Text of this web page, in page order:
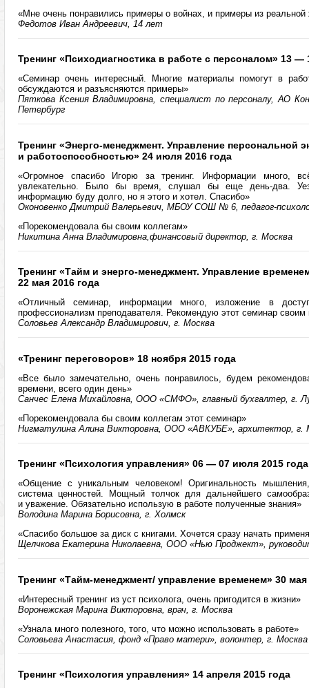
«Мне очень понравились примеры о войнах, и примеры из
Федотов Иван Андреевич, 14 лет
Тренинг «Психодиагностика в работе с персоналом» 13 —
«Семинар очень интересный. Многие материалы помогут в
обсуждаются и разъясняются примеры»
Пяткова Ксения Владимировна, специалист по персоналу, АО
Петербург
Тренинг «Энерго-менеджмент. Управление персональной
и работоспособностью» 24 июля 2016 года
«Огромное спасибо Игорю за тренинг. Информации много,
увлекательно. Было бы время, слушал бы еще день-два.
информацию буду долго, но я этого и хотел. Спасибо»
Оконовенко Дмитрий Валерьевич, МБОУ СОШ № 6, педагог-
«Порекомендовала бы своим коллегам»
Никитина Анна Владимировна,финансовый директор, г. Москва
Тренинг «Тайм и энерго-менеджмент. Управление
22 мая 2016 года
«Отличный семинар, информации много, изложение в
профессионализм преподавателя. Рекомендую этот семинар своим
Соловьев Александр Владимирович, г. Москва
«Тренинг переговоров» 18 ноября 2015 года
«Все было замечательно, очень понравилось, будем
времени, всего один день»
Санчес Елена Михайловна, ООО «СМФО», главный бухгалтер, г.
«Порекомендовала бы своим коллегам этот семинар»
Нигматулина Алина Викторовна, ООО «АВКУБЕ», архитектор, г.
Тренинг «Психология управления» 06 — 07 июля 2015 года
«Общение с уникальным человеком! Оригинальность
система ценностей. Мощный толчок для дальнейшего
и уважение. Обязательно использую в работе полученные знания»
Володина Марина Борисовна, г. Холмск
«Спасибо большое за диск с книгами. Хочется сразу начать
Щелчкова Екатерина Николаевна, ООО «Нью Проджект»,
Тренинг «Тайм-менеджмент/ управление временем» 30 мая
«Интересный тренинг из уст психолога, очень пригодится в жизни»
Воронежская Марина Викторовна, врач, г. Москва
«Узнала много полезного, того, что можно использовать в работе»
Соловьева Анастасия, фонд «Право матери», волонтер, г. Москва
Тренинг «Психология управления» 14 апреля 2015 года